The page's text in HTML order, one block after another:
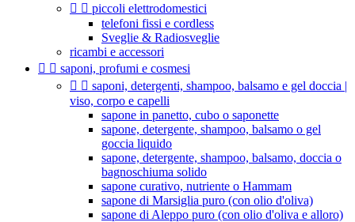
  piccoli elettrodomestici
telefoni fissi e cordless
Sveglie & Radiosveglie
ricambi e accessori
  saponi, profumi e cosmesi
  saponi, detergenti, shampoo, balsamo e gel doccia |
viso, corpo e capelli
sapone in panetto, cubo o saponette
sapone, detergente, shampoo, balsamo o gel
goccia liquido
sapone, detergente, shampoo, balsamo, doccia o
bagnoschiuma solido
sapone curativo, nutriente o Hammam
sapone di Marsiglia puro (con olio d'oliva)
sapone di Aleppo puro (con olio d'oliva e alloro)